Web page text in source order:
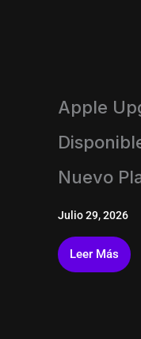
Apple
Nuevo
Julio 29, 2026
Leer Más